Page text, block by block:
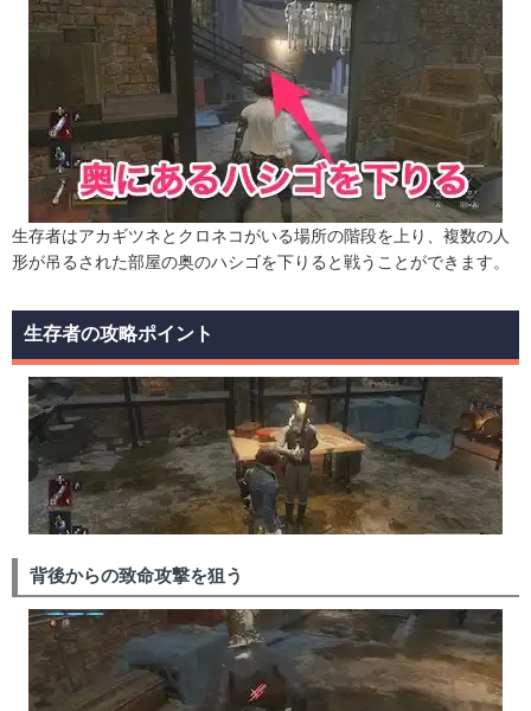
生存者はアカギツネとクロネコがいる場所の階段を上り、複数の人
形が吊るされた部屋の奥のハシゴを下りると戦うことができます。
生存者の攻略ポイント
背後からの致命攻撃を狙う